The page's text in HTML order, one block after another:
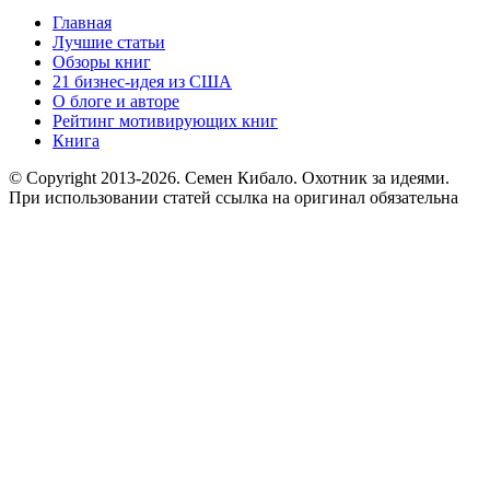
Главная
Лучшие статьи
Обзоры книг
21 бизнес-идея из США
О блоге и авторе
Рейтинг мотивирующих книг
Книга
© Copyright 2013-2026. Семен Кибало. Охотник за идеями.
При использовании статей ссылка на оригинал обязательна